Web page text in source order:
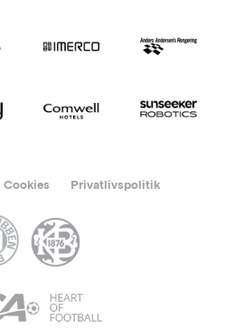
Cookies Privatlivspolitik